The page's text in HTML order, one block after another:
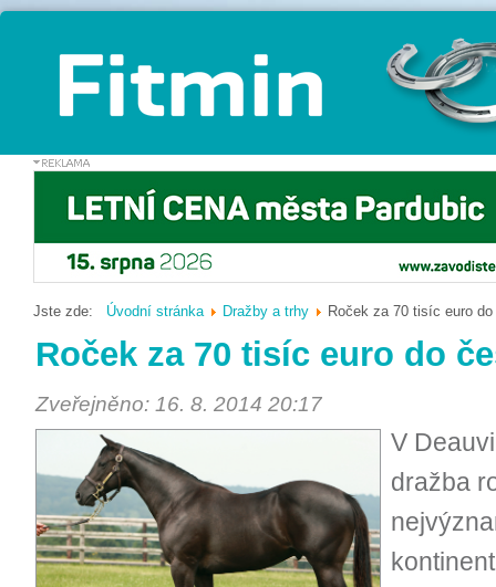
Jste zde: Úvodní stránka Dražby a trhy Roček za 70 tisíc euro
Roček za 70 tisíc euro do
Zveřejněno: 16. 8. 2014 20:17
V
dražba